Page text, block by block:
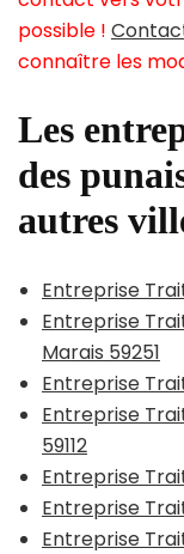
possible !
connaître les
Les
des
autres
Entreprise
Entreprise
Marais 59251
Entreprise
Entreprise
59112
Entreprise
Entreprise
Entreprise